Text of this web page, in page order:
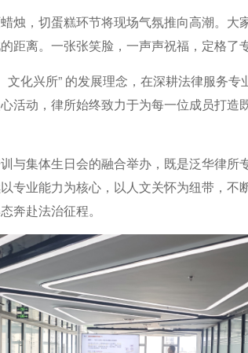
烛，切蛋糕环节将现场气氛推向高潮。
离。一张张笑脸，一声声祝福，定格了
化兴所” 的发展理念，在深耕法律服务
活动，律所始终致力于为每一位成员打
与集体生日会的融合举办，既是泛华律
专业能力为核心，以人文关怀为纽带，
奔赴法治征程。